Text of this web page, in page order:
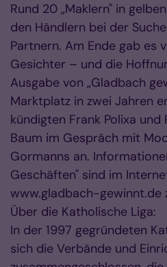
Rund 20 „Maklern" in
den Händlern bei der
Partnern. Am Ende gab es
Gesichter – und die
Ausgabe von „Gladbach
Marktplatz in zwei Jahren
kündigten Frank Polixa
Baum im Gespräch mit
Gormanns an.
Geschäften" sind im
www.gladbach-gewinnt.de
Über die Katholische Liga:
In der 1997 gegründeten
sich die Verbände und